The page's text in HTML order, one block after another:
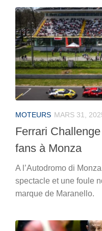
MOTEURS MARS 31,
Ferrari
fans à Monza
A l’Autodromo di
spectacle et une foule
marque de Maranello.